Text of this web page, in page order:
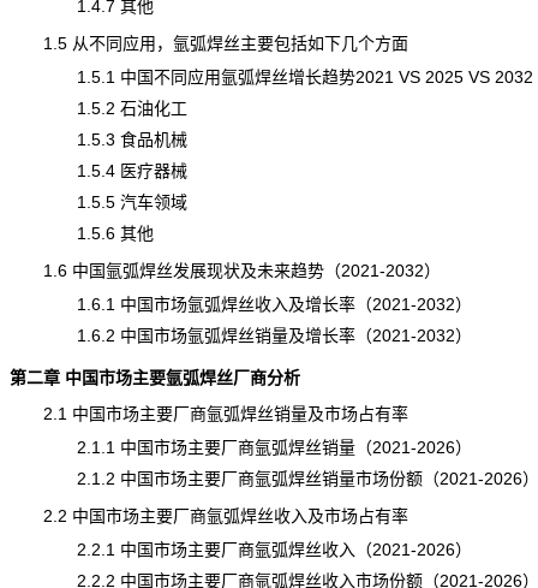
1.4.7 其他
1.5 从不同应用，氩弧焊丝主要包括如下几个方面
1.5.1 中国不同应用氩弧焊丝增长趋势2021 VS 2025 VS 2032
1.5.2 石油化工
1.5.3 食品机械
1.5.4 医疗器械
1.5.5 汽车领域
1.5.6 其他
1.6 中国氩弧焊丝发展现状及未来趋势（2021-2032）
1.6.1 中国市场氩弧焊丝收入及增长率（2021-2032）
1.6.2 中国市场氩弧焊丝销量及增长率（2021-2032）
第二章 中国市场主要氩弧焊丝厂商分析
2.1 中国市场主要厂商氩弧焊丝销量及市场占有率
2.1.1 中国市场主要厂商氩弧焊丝销量（2021-2026）
2.1.2 中国市场主要厂商氩弧焊丝销量市场份额（2021-2026）
2.2 中国市场主要厂商氩弧焊丝收入及市场占有率
2.2.1 中国市场主要厂商氩弧焊丝收入（2021-2026）
2.2.2 中国市场主要厂商氩弧焊丝收入市场份额（2021-2026）